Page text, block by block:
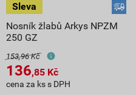
Nosník žlabů Arkys NPZM
250 GZ
153,96 Kč
136,85 Kč
cena za ks s DPH